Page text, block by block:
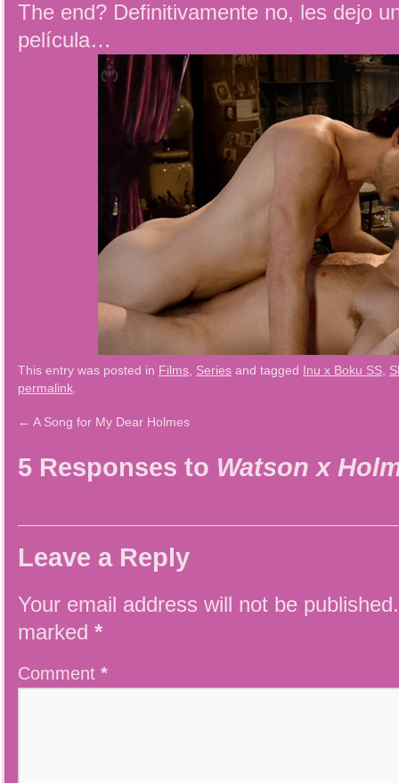
The end? Definitivamente no, les dejo
película…
This entry was posted in Films Series and tagged Inu x Boku SS
permalink
← A Song for My Dear Holmes
5 Responses to Watson x
Leave a Reply
Your email address will not be published.
marked *
Comment *